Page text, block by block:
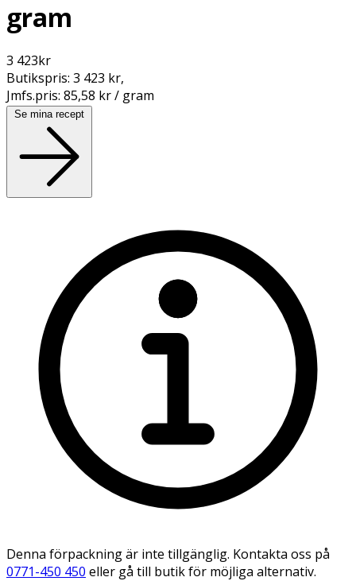
gram
3 423kr
Butikspris: 3 423 kr,
Jmfs.pris: 85,58 kr / gram
Se mina recept
Denna förpackning är inte tillgänglig. Kontakta oss på
0771-450 450 eller gå till butik för möjliga alternativ.